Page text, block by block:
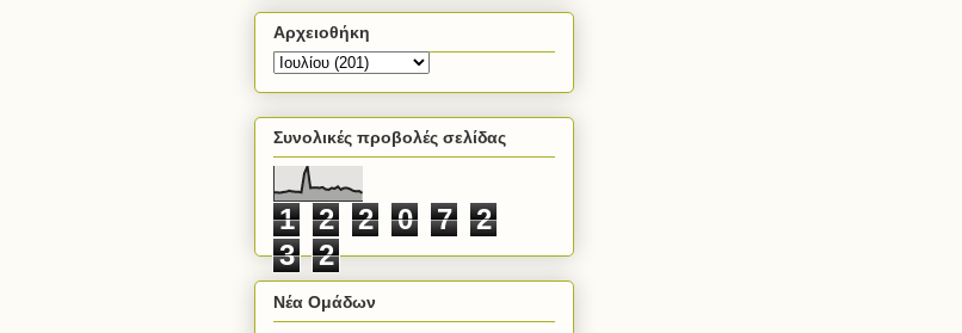
Αρχειοθήκη
Συνολικές προβολές σελίδας
1 2 2 0 7
2
3
2
Νέα Ομάδων